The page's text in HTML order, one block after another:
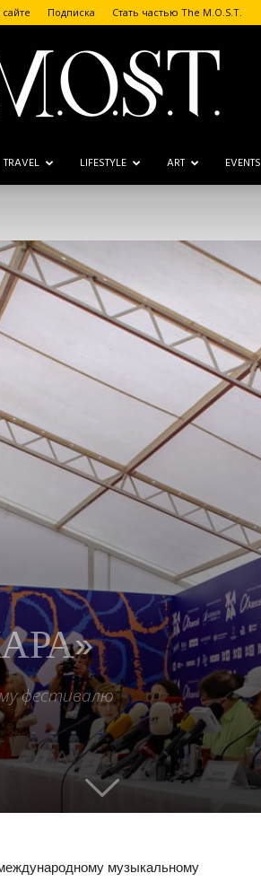
Подписка Стать частью The M.O.S.T.
The
M.O.S.T.
TRAVEL LIFESTYLE ART EVENTS
фестивалю
музыкальному